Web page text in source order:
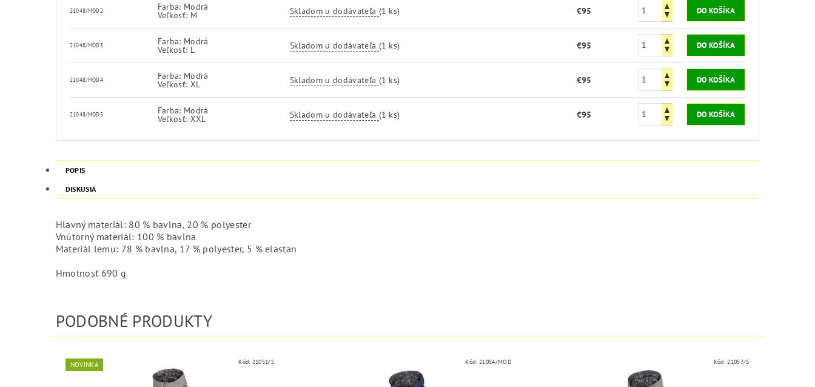
21048/MOD2 Farba: Modrá
Veľkosť: M Skladom u dodávateľa (1 ks) €95
21048/MOD3 Farba: Modrá
Veľkosť: L Skladom u dodávateľa (1 ks) €95
21048/MOD4 Farba: Modrá
Veľkosť: XL Skladom u dodávateľa (1 ks) €95
21048/MOD5 Farba: Modrá
Veľkosť: XXL Skladom u dodávateľa (1 ks) €95
POPIS
DISKUSIA
Hlavný materiál: 80 % bavlna, 20 % polyester
Vnútorný materiál: 100 % bavlna
Materiál lemu: 78 % bavlna, 17 % polyester, 5 % elastan
Hmotnosť 690 g
PODOBNÉ PRODUKTY
NOVINKA Kód: 21051/S Kód: 21054/MOD Kód: 21057/S